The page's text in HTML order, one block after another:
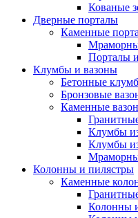
Кованые
Дверные порталы
Каменные
Порталы
Клумбы и вазоны
Бетонные
Бронзовые
Каменные
Клумбы
Клумбы
Колонны и пилястры
Каменные
Колонны